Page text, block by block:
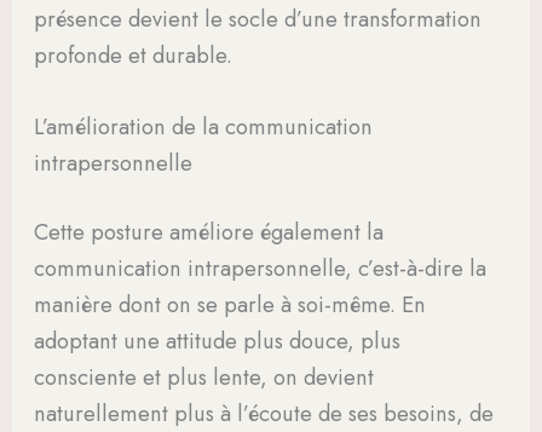
présence devient le socle d’une transformation
profonde et durable.
L’amélioration de la communication
intrapersonnelle
Cette posture améliore également la
communication intrapersonnelle, c’est-à-dire la
manière dont on se parle à soi-même. En
adoptant une attitude plus douce, plus
consciente et plus lente, on devient
naturellement plus à l’écoute de ses besoins, de